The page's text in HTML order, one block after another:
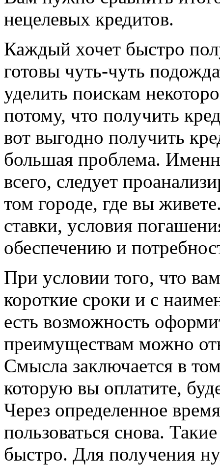
нецелевых кредитов.
Каждый хочет быстро
готовы чуть-чуть
уделить поискам
потому, что получить
вот выгодно получить
большая проблема.
всего, следует
том городе, где вы
ставки, условия
обеспечению и
При условии того, что
короткие сроки и с
есть возможность
преимуществам можно
Смысла заключается в
которую вы оплатите,
Через определенное
пользоваться снова.
быстро. Для получения